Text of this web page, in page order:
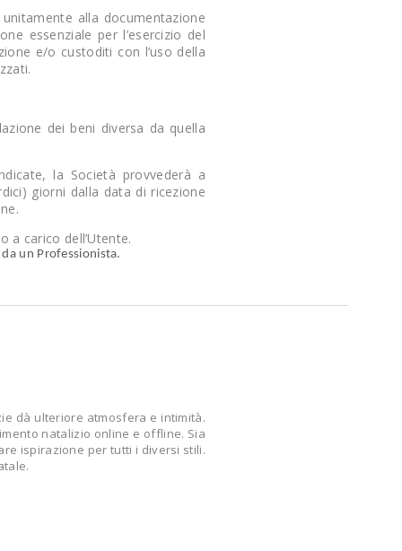
alla documentazione
essenziale per l’esercizio del
e/o custoditi con l’uso della
dei beni diversa da quella
la Società provvederà a
giorni dalla data di ricezione
a carico dell’Utente.
un Professionista.
dà ulteriore atmosfera e intimità.
natalizio online e offline. Sia
ispirazione per tutti i diversi stili.